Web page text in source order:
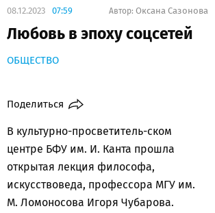
08.12.2023 07:59 Автор: Оксана Сазонова
Любовь в эпоху соцсетей
ОБЩЕСТВО
Поделиться
В культурно-просветитель-ском
центре БФУ им. И. Канта прошла
открытая лекция философа,
искусствоведа, профессора МГУ им.
М. Ломоносова Игоря Чубарова.